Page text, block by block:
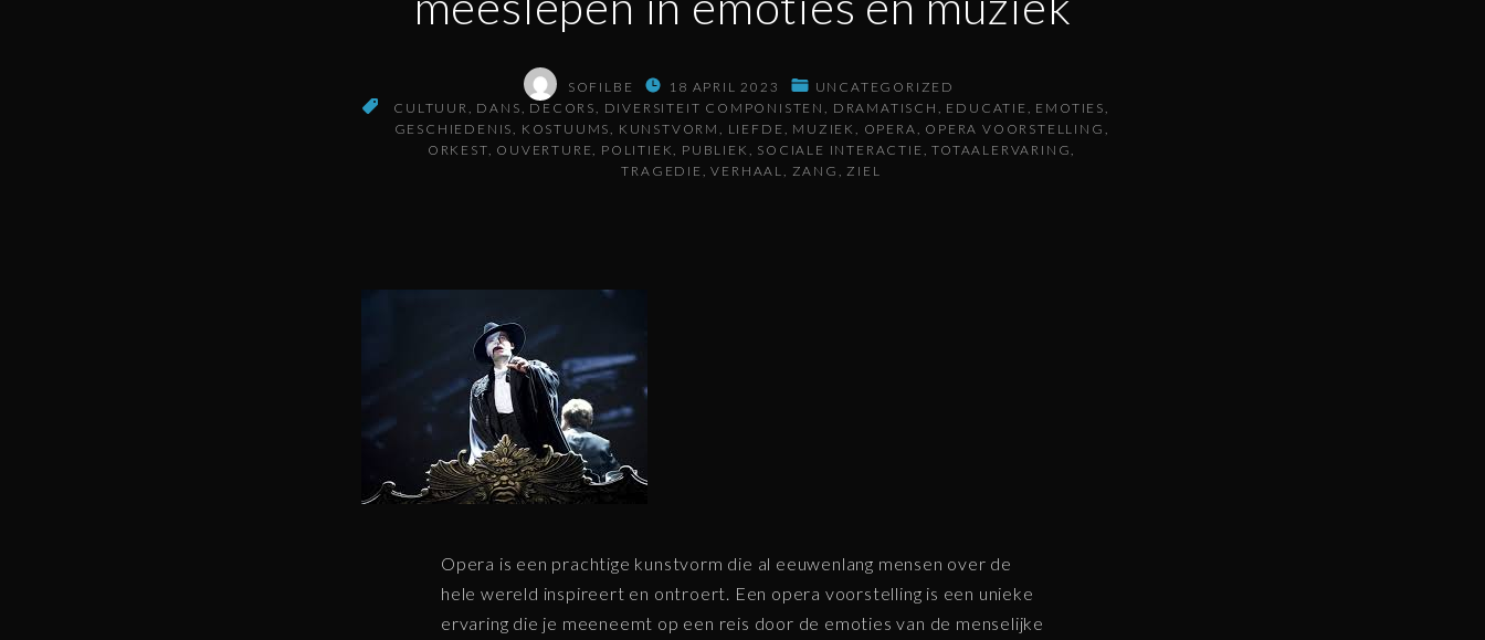
SOFILBE 18 APRIL 2023
UNCATEGORIZED
CULTUUR
DANS DECORS DIVERSITEIT COMPONISTEN DRAMATISCH EDUCATIE
EMOTIES
GESCHIEDENIS
KOSTUUMS KUNSTVORM LIEFDE MUZIEK OPERA
OPERA VOORSTELLING
ORKEST OUVERTURE POLITIEK PUBLIEK SOCIALE INTERACTIE
TOTAALERVARING
TRAGEDIE
VERHAAL ZANG ZIEL
Opera is een prachtige kunstvorm die al eeuwenlang mensen over de
hele wereld inspireert en ontroert. Een opera voorstelling is een unieke
ervaring die je meeneemt op een reis door de emoties van de menselijke